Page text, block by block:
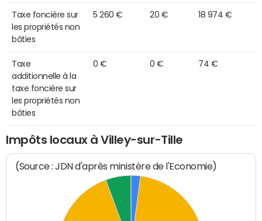
Taxe foncière sur
les propriétés non
bâties
5 260 € 20 € 18 974 €
Taxe
additionnelle à la
taxe foncière sur
les propriétés non
bâties
0 € 0 € 74 €
Impôts locaux à Villey-sur-Tille
(Source : JDN d'après ministère de l'Economie)